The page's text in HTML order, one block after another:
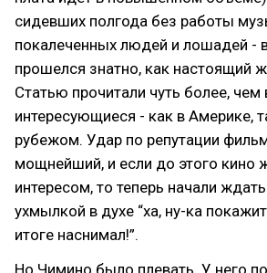
сидевших полгода без работы
покалеченных людей и лошадей -
прошелся знатно, как настоящий
Статью прочитали чуть более, чем
интересующиеся - как в Америке,
рубежом. Удар по репутации
мощнейший, и если до этого кино
интересом, то теперь начали
ухмылкой в духе “ха, ну-ка
итоге наснимал!”.
Но Чимино было плевать. У него